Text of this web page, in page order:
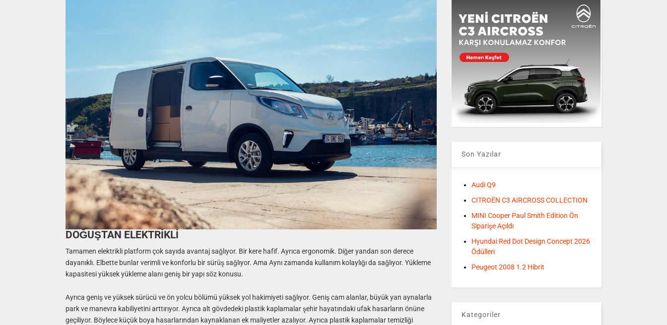
DOĞUŞTAN ELEKTRİKLİ
Tamamen elektrikli platform çok sayıda avantaj sağlıyor. Bir kere hafif. Ayrıca ergonomik. Diğer yandan son derece
dayanıklı. Elbette bunlar verimli ve konforlu bir sürüş sağlıyor. Ama Aynı zamanda kullanım kolaylığı da sağlıyor. Yükleme
kapasitesi yüksek yükleme alanı geniş bir yapı söz konusu.
Ayrıca geniş ve yüksek sürücü ve ön yolcu bölümü yüksek yol hakimiyeti sağlıyor. Geniş cam alanlar, büyük yan aynalarla
park ve manevra kabiliyetini arttırıyor. Ayrıca alt gövdedeki plastik kaplamalar şehir hayatındaki ufak hasarların önüne
geçiliyor. Böylece küçük boya hasarlarından kaynaklanan ek maliyetler azalıyor. Ayrıca plastik kaplamalar temizliği
Son Yazılar
Audi Q9
CITROËN C3 AIRCROSS COLLECTION
MINI Cooper Paul Smith Edition Ön
Siparişe Açıldı
Hyundai Red Dot Design Concept 2026
Ödülleri
Peugeot 2008 1.2 Hibrit
Kategoriler